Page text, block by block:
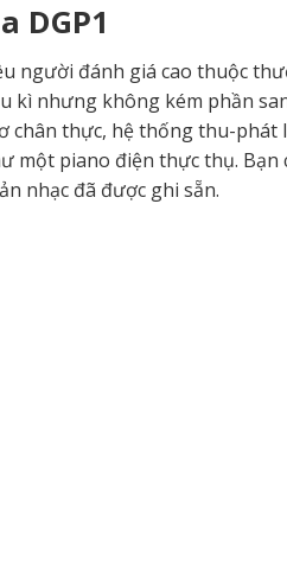
DGP1
người đánh giá cao thuộc
kì nhưng không kém phần
chân thực, hệ thống thu-phát
một piano điện thực thụ. Bạn
nhạc đã được ghi sẵn.